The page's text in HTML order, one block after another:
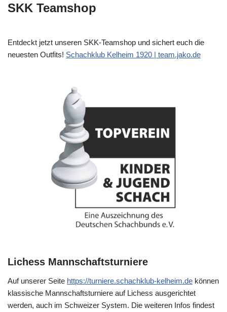
SKK Teamshop
Entdeckt jetzt unseren SKK-Teamshop und sichert euch die
neuesten Outfits! Schachklub Kelheim 1920 | team.jako.de
Lichess Mannschaftsturniere
Auf unserer Seite https://turniere.schachklub-kelheim.de können
klassische Mannschaftsturniere auf Lichess ausgerichtet
werden, auch im Schweizer System. Die weiteren Infos findest